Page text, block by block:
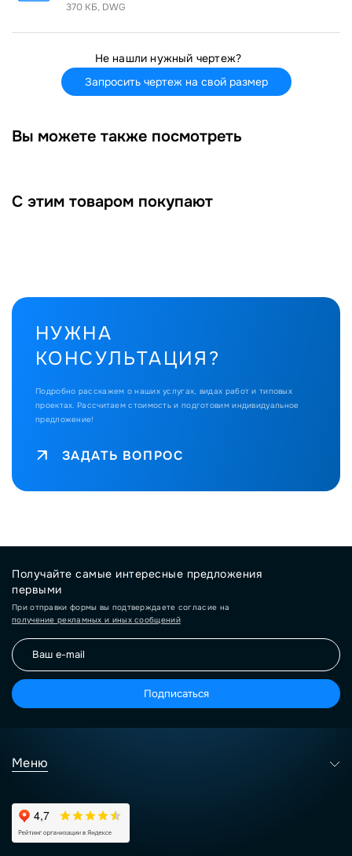
370 КБ, DWG
Не нашли нужный чертеж?
Запросить чертеж на свой размер
Вы можете также посмотреть
С этим товаром покупают
НУЖНА
КОНСУЛЬТАЦИЯ?
Подробно расскажем о наших услугах, видах работ и типовых
проектах. Рассчитаем стоимость и подготовим индивидуальное
предложение!
ЗАДАТЬ ВОПРОС
Получайте самые интересные предложения
первыми
При отправки формы вы подтверждаете согласие на
получение рекламных и иных сообщений
Подписаться
Меню